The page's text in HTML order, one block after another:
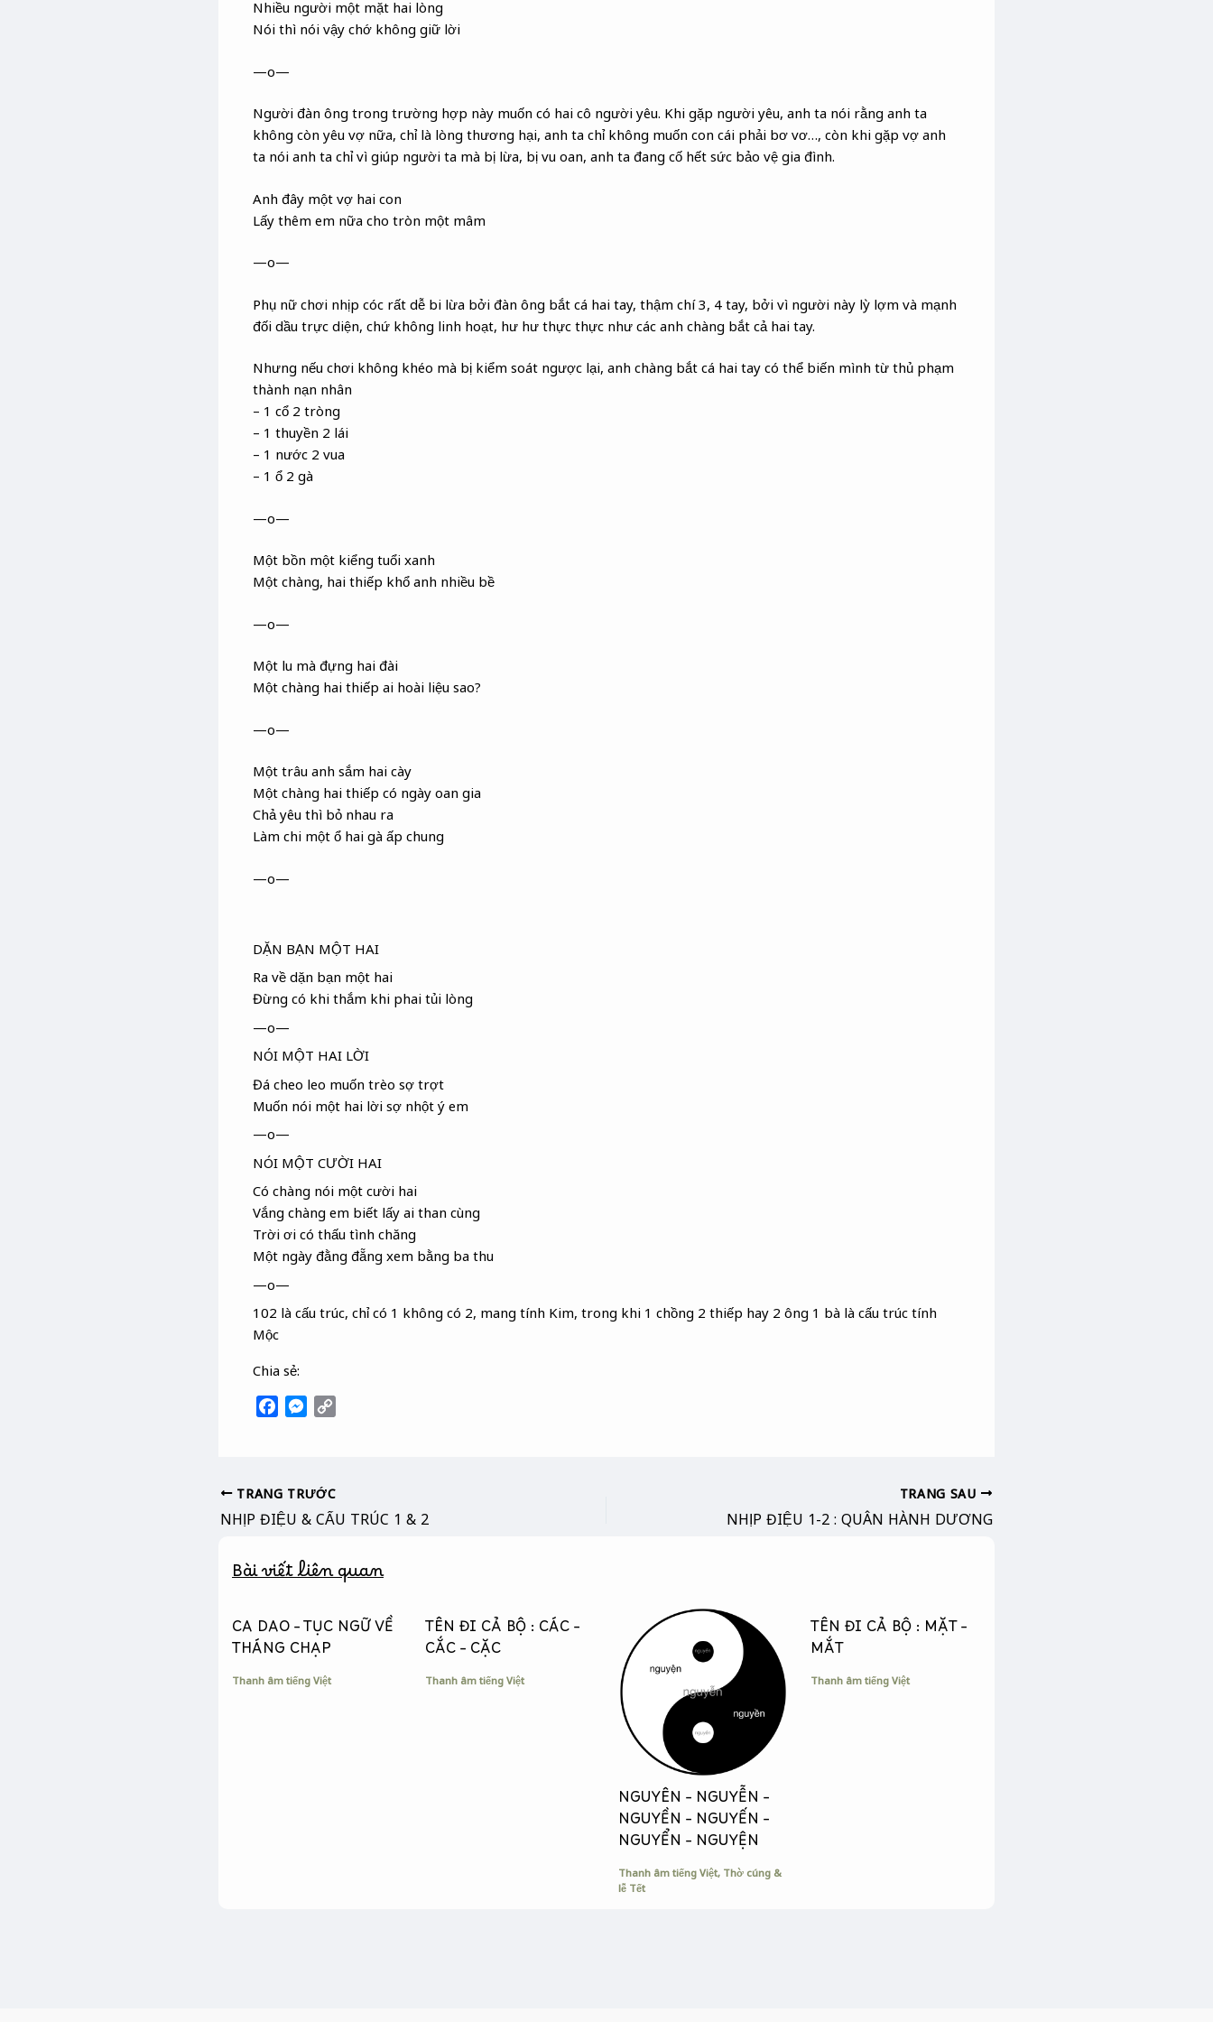
Nhiều người một mặt hai lòng
Nói thì nói vậy chớ không giữ lời
—o—
Người đàn ông trong trường hợp này muốn có hai cô người yêu. Khi gặp người yêu, anh ta nói rằng anh ta
không còn yêu vợ nữa, chỉ là lòng thương hại, anh ta chỉ không muốn con cái phải bơ vơ…, còn khi gặp vợ anh
ta nói anh ta chỉ vì giúp người ta mà bị lừa, bị vu oan, anh ta đang cố hết sức bảo vệ gia đình.
Anh đây một vợ hai con
Lấy thêm em nữa cho tròn một mâm
—o—
Phụ nữ chơi nhịp cóc rất dễ bi lừa bởi đàn ông bắt cá hai tay, thậm chí 3, 4 tay, bởi vì người này lỳ lợm và mạnh
đối dầu trực diện, chứ không linh hoạt, hư hư thực thực như các anh chàng bắt cả hai tay.
Nhưng nếu chơi không khéo mà bị kiểm soát ngược lại, anh chàng bắt cá hai tay có thể biến mình từ thủ phạm
thành nạn nhân
– 1 cổ 2 tròng
– 1 thuyền 2 lái
– 1 nước 2 vua
– 1 ổ 2 gà
—o—
Một bồn một kiểng tuổi xanh
Một chàng, hai thiếp khổ anh nhiều bề
—o—
Một lu mà đựng hai đài
Một chàng hai thiếp ai hoài liệu sao?
—o—
Một trâu anh sắm hai cày
Một chàng hai thiếp có ngày oan gia
Chả yêu thì bỏ nhau ra
Làm chi một ổ hai gà ấp chung
—o—
DẶN BẠN MỘT HAI
Ra về dặn bạn một hai
Đừng có khi thắm khi phai tủi lòng
—o—
NÓI MỘT HAI LỜI
Đá cheo leo muốn trèo sợ trợt
Muốn nói một hai lời sợ nhột ý em
—o—
NÓI MỘT CƯỜI HAI
Có chàng nói một cười hai
Vắng chàng em biết lấy ai than cùng
Trời ơi có thấu tình chăng
Một ngày đằng đẵng xem bằng ba thu
—o—
102 là cấu trúc, chỉ có 1 không có 2, mang tính Kim, trong khi 1 chồng 2 thiếp hay 2 ông 1 bà là cấu trúc tính
Mộc
Chia sẻ:
b
o
k
M
e
n
e
r
L
i
TRANG TRƯỚC
NHỊP ĐIỆU & CẤU TRÚC 1 & 2
TRANG SAU
NHỊP ĐIỆU 1-2 : QUÂN HÀNH DƯƠNG
Bài viết liên quan
CA DAO – TỤC NGỮ VỀ
THÁNG CHẠP
Thanh âm tiếng Việt
TÊN ĐI CẢ BỘ : CÁC –
CẮC – CẶC
Thanh âm tiếng Việt
NGUYÊN – NGUYỄN –
NGUYỀN – NGUYẾN –
NGUYỂN – NGUYỆN
Thanh âm tiếng Việt, Thờ cúng &
lễ Tết
TÊN ĐI CẢ BỘ : MẶT –
MẮT
Thanh âm tiếng Việt